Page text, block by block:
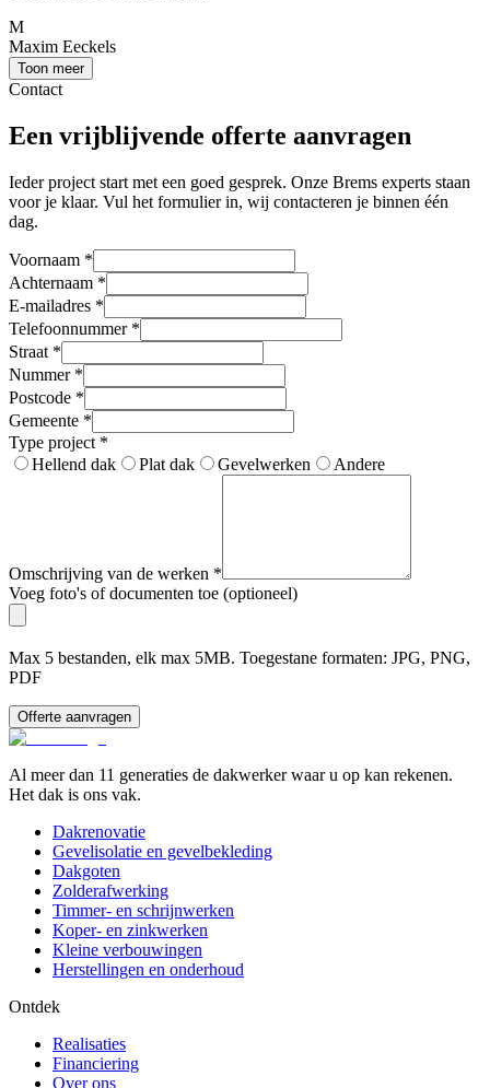
M
Maxim Eeckels
Toon meer
Contact
Een vrijblijvende offerte aanvragen
Ieder project start met een goed gesprek. Onze Brems experts staan
voor je klaar. Vul het formulier in, wij contacteren je binnen één
dag.
Voornaam *
Achternaam *
E-mailadres *
Telefoonnummer *
Straat *
Nummer *
Postcode *
Gemeente *
Type project *
Hellend dak
Plat dak Gevelwerken Andere
Omschrijving van de werken *
Voeg foto's of documenten toe (optioneel)
Max 5 bestanden, elk max 5MB. Toegestane formaten: JPG, PNG,
PDF
Offerte aanvragen
Al meer dan 11 generaties de dakwerker waar u op kan rekenen.
Het dak is ons vak.
Dakrenovatie
Gevelisolatie en gevelbekleding
Dakgoten
Zolderafwerking
Timmer- en schrijnwerken
Koper- en zinkwerken
Kleine verbouwingen
Herstellingen en onderhoud
Ontdek
Realisaties
Financiering
Over ons